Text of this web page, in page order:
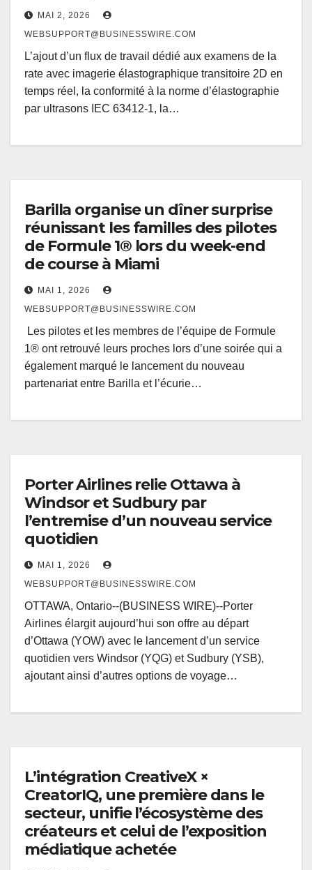
MAI 2, 2026
WEBSUPPORT@BUSINESSWIRE.COM
L’ajout d’un flux de travail dédié aux examens de la
rate avec imagerie élastographique transitoire 2D en
temps réel, la conformité à la norme d’élastographie
par ultrasons IEC 63412-1, la…
Barilla organise un dîner surprise
réunissant les familles des pilotes
de Formule 1® lors du week-end
de course à Miami
MAI 1, 2026
WEBSUPPORT@BUSINESSWIRE.COM
Les pilotes et les membres de l’équipe de Formule
1® ont retrouvé leurs proches lors d’une soirée qui a
également marqué le lancement du nouveau
partenariat entre Barilla et l’écurie…
Porter Airlines relie Ottawa à
Windsor et Sudbury par
l’entremise d’un nouveau service
quotidien
MAI 1, 2026
WEBSUPPORT@BUSINESSWIRE.COM
OTTAWA, Ontario--(BUSINESS WIRE)--Porter
Airlines élargit aujourd’hui son offre au départ
d’Ottawa (YOW) avec le lancement d’un service
quotidien vers Windsor (YQG) et Sudbury (YSB),
ajoutant ainsi d’autres options de voyage…
L’intégration CreativeX ×
CreatorIQ, une première dans le
secteur, unifie l’écosystème des
créateurs et celui de l’exposition
médiatique achetée